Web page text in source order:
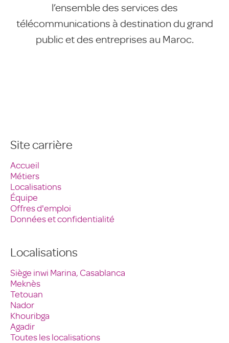
l’ensemble des services des
télécommunications à destination du grand
public et des entreprises au Maroc.
Site carrière
Accueil
Métiers
Localisations
Équipe
Offres d'emploi
Données et confidentialité
Localisations
Siège inwi Marina, Casablanca
Meknès
Tetouan
Nador
Khouribga
Agadir
Toutes les localisations